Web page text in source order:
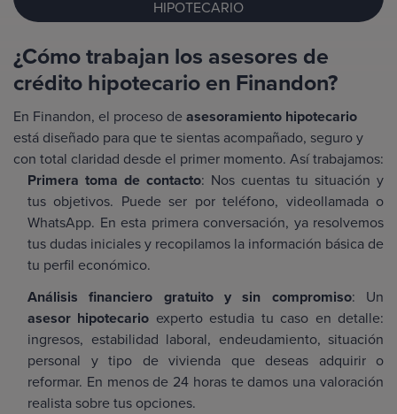
HIPOTECARIO
¿Cómo trabajan los asesores de
crédito hipotecario en Finandon?
En Finandon, el proceso de asesoramiento hipotecario
está diseñado para que te sientas acompañado, seguro y
con total claridad desde el primer momento. Así trabajamos:
Primera toma de contacto: Nos cuentas tu situación y
tus objetivos. Puede ser por teléfono, videollamada o
WhatsApp. En esta primera conversación, ya resolvemos
tus dudas iniciales y recopilamos la información básica de
tu perfil económico.
Análisis financiero gratuito y sin compromiso: Un
asesor hipotecario experto estudia tu caso en detalle:
ingresos, estabilidad laboral, endeudamiento, situación
personal y tipo de vivienda que deseas adquirir o
reformar. En menos de 24 horas te damos una valoración
realista sobre tus opciones.